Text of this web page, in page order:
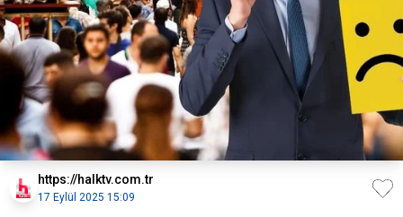
https://halktv.com.tr
17 Eylül 2025 15:09